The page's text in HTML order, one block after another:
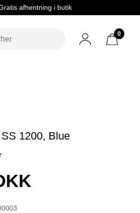
afhentning i butik
0
1200, Blue